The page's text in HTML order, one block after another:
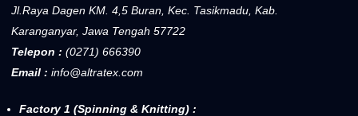
Jl.Raya Dagen KM. 4,5 Buran, Kec. Tasikmadu, Kab.
Karanganyar, Jawa Tengah 57722
Telepon : (0271) 666390
Email : info@altratex.com
Factory 1 (Spinning & Knitting) :